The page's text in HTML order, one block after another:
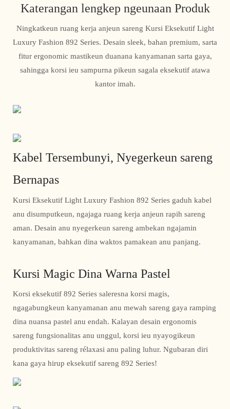
Katerangan lengkep ngeunaan Produk
Ningkatkeun ruang kerja anjeun sareng Kursi Eksekutif Light
Luxury Fashion 892 Series. Desain sleek, bahan premium, sarta
fitur ergonomic mastikeun duanana kanyamanan sarta gaya,
sahingga korsi ieu sampurna pikeun sagala eksekutif atawa
kantor imah.
Kabel Tersembunyi, Nyegerkeun sareng
Bernapas
Kursi Eksekutif Light Luxury Fashion 892 Series gaduh kabel
anu disumputkeun, ngajaga ruang kerja anjeun rapih sareng
aman. Desain anu nyegerkeun sareng ambekan ngajamin
kanyamanan, bahkan dina waktos pamakean anu panjang.
Kursi Magic Dina Warna Pastel
Korsi eksekutif 892 Series saleresna korsi magis,
ngagabungkeun kanyamanan anu mewah sareng gaya ramping
dina nuansa pastel anu endah. Kalayan desain ergonomis
sareng fungsionalitas anu unggul, korsi ieu nyayogikeun
produktivitas sareng rélaxasi anu paling luhur. Ngubaran diri
kana gaya hirup eksekutif sareng 892 Series!